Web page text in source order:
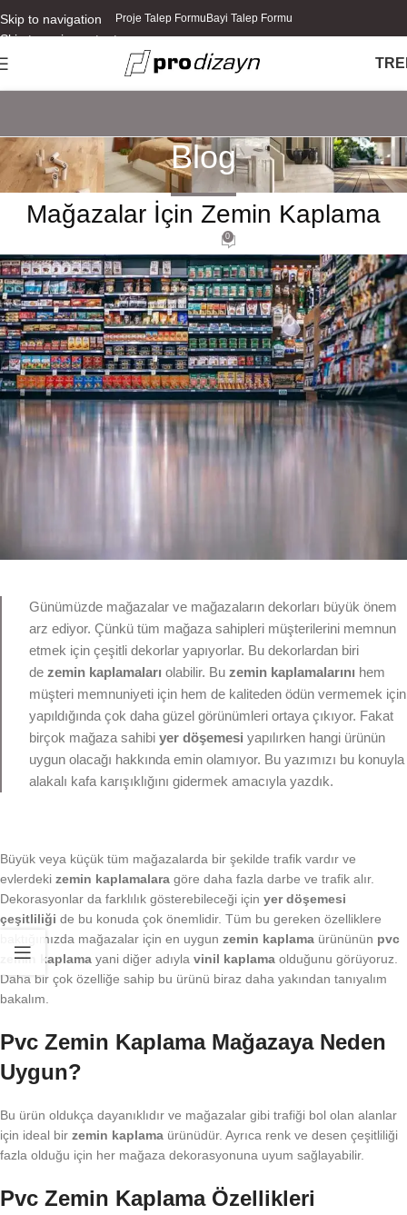
Skip to navigation
Skip to main content
Proje Talep Formu Bayi Talep Formu
TR
Blog
ESTETIK LVT
Mağazalar İçin Zemin Kaplama
0
Günümüzde mağazalar ve mağazaların dekorları büyük önem
arz ediyor. Çünkü tüm mağaza sahipleri müşterilerini memnun
etmek için çeşitli dekorlar yapıyorlar. Bu dekorlardan biri
de zemin kaplamaları olabilir. Bu zemin kaplamalarını hem
müşteri memnuniyeti için hem de kaliteden ödün vermemek için
yapıldığında çok daha güzel görünümleri ortaya çıkıyor. Fakat
birçok mağaza sahibi yer döşemesi yapılırken hangi ürünün
uygun olacağı hakkında emin olamıyor. Bu yazımızı bu konuyla
alakalı kafa karışıklığını gidermek amacıyla yazdık.
Büyük veya küçük tüm mağazalarda bir şekilde trafik vardır ve
evlerdeki zemin kaplamalara göre daha fazla darbe ve trafik alır.
Dekorasyonlar da farklılık gösterebileceği için yer döşemesi
çeşitliliği de bu konuda çok önemlidir. Tüm bu gereken özelliklere
baktığımızda mağazalar için en uygun zemin kaplama ürününün pvc
zemin kaplama yani diğer adıyla vinil kaplama olduğunu görüyoruz.
Daha bir çok özelliğe sahip bu ürünü biraz daha yakından tanıyalım
bakalım.
Pvc Zemin Kaplama Mağazaya Neden
Uygun?
Bu ürün oldukça dayanıklıdır ve mağazalar gibi trafiği bol olan alanlar
için ideal bir zemin kaplama ürünüdür. Ayrıca renk ve desen çeşitliliği
fazla olduğu için her mağaza dekorasyonuna uyum sağlayabilir.
Pvc Zemin Kaplama Özellikleri